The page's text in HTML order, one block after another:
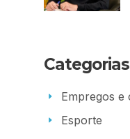
Categorias
Empregos e
Esporte